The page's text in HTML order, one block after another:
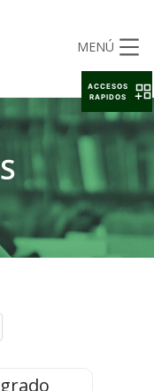
MENÚ
ACCESOS
RAPIDOS